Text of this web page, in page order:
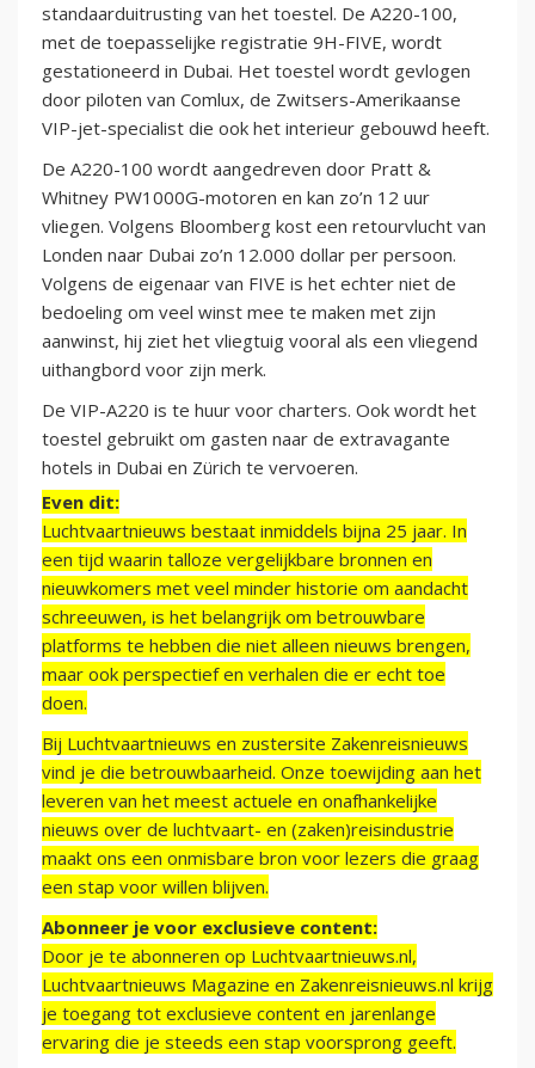
standaarduitrusting van het toestel. De A220-100,
met de toepasselijke registratie 9H-FIVE, wordt
gestationeerd in Dubai. Het toestel wordt gevlogen
door piloten van Comlux, de Zwitsers-Amerikaanse
VIP-jet-specialist die ook het interieur gebouwd heeft.
De A220-100 wordt aangedreven door Pratt &
Whitney PW1000G-motoren en kan zo’n 12 uur
vliegen. Volgens Bloomberg kost een retourvlucht van
Londen naar Dubai zo’n 12.000 dollar per persoon.
Volgens de eigenaar van FIVE is het echter niet de
bedoeling om veel winst mee te maken met zijn
aanwinst, hij ziet het vliegtuig vooral als een vliegend
uithangbord voor zijn merk.
De VIP-A220 is te huur voor charters. Ook wordt het
toestel gebruikt om gasten naar de extravagante
hotels in Dubai en Zürich te vervoeren.
Even dit:
Luchtvaartnieuws bestaat inmiddels bijna 25 jaar. In
een tijd waarin talloze vergelijkbare bronnen en
nieuwkomers met veel minder historie om aandacht
schreeuwen, is het belangrijk om betrouwbare
platforms te hebben die niet alleen nieuws brengen,
maar ook perspectief en verhalen die er echt toe
doen.
Bij Luchtvaartnieuws en zustersite Zakenreisnieuws
vind je die betrouwbaarheid. Onze toewijding aan het
leveren van het meest actuele en onafhankelijke
nieuws over de luchtvaart- en (zaken)reisindustrie
maakt ons een onmisbare bron voor lezers die graag
een stap voor willen blijven.
Abonneer je voor exclusieve content:
Door je te abonneren op Luchtvaartnieuws.nl,
Luchtvaartnieuws Magazine en Zakenreisnieuws.nl krijg
je toegang tot exclusieve content en jarenlange
ervaring die je steeds een stap voorsprong geeft.